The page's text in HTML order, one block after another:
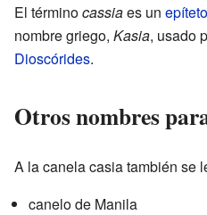
El términocassiaes un epíteto
nombre griego, Kasia, usado
Dioscórides.
Otros nombres
A la canela casia también se
canelo de Manila